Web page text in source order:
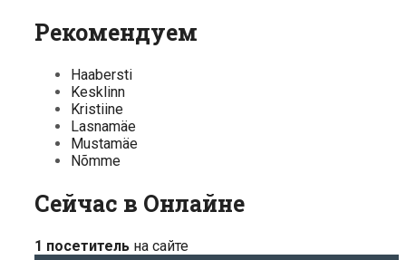
Рекомендуем
Haabersti
Kesklinn
Kristiine
Lasnamäe
Mustamäe
Nõmme
Сейчас в Онлайне
1 посетитель на сайте